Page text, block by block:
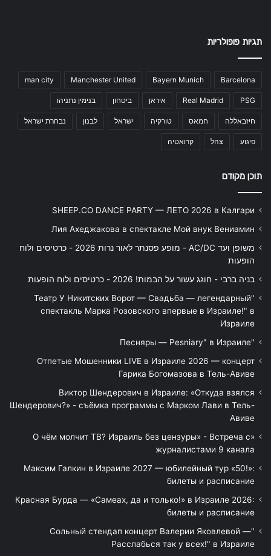
תגיות פופולריות
Barcelona
Bayern Munich
Manchester United
man city
PSG
Real Madrid איראן ביטחון בנימין נתניהו
חיזבאללה חמאס טורקיה ישראל לבנון נבחרת ישראל
פיגוע צהל קרואטיה
תוכן מקודם
SHEEP.CO DANCE PARTY — ЛЕТО 2026 в Калгари
Лия Ахеджакова в спектакле Мой внук Вениамин
משופן ועד AC/DC - מופע פסנתר לאור נרות 2026 - כרטיסים ולוח
הופעות
בניה ברבי - חוגג עשור על הבמות! 2026 - כרטיסים ולוח הופעות
"Театр У Никитских Ворот — Свадьба — легендарный
спектакль Марка Розовского впервые в Израиле!" в
Израиле
"Песняры — Pesniary" в Израиле
Отпетые Мошенники LIVE в Израиле 2026 — концерт
Гарика Богомазова в Тель-Авиве
Виктор Шендерович в Израиле: «Откуда взялся
Шендерович?» - съёмка программы с Марком Лави в Тель-
Авиве
«О чём молчит ТВ? Израиль без цензуры» - Встреча с
журналистами 9 канала
Максим Галкин в Израиле 2027 — юбилейный тур «50!»:
билеты и расписание
Красная Бурда — «Самеах, да и только!» в Израиле 2026:
билеты и расписание
"Сольный стендап концерт Валерии Яковлевой —
Расслабься так у всех!" в Израиле